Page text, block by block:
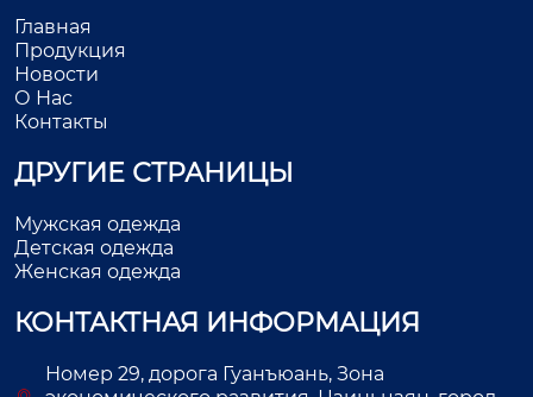
Главная
Продукция
Новости
О Нас
Контакты
ДРУГИЕ СТРАНИЦЫ
Мужская одежда
Детская одежда
Женская одежда
КОНТАКТНАЯ ИНФОРМАЦИЯ
Номер 29, дорога Гуанъюань, Зона